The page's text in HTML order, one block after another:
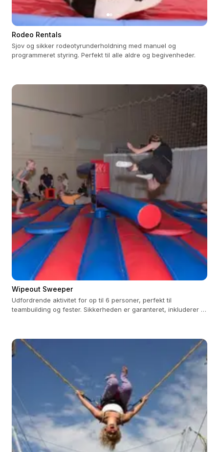
Rodeo Rentals
Sjov og sikker rodeotyrunderholdning med manuel og
programmeret styring. Perfekt til alle aldre og begivenheder.
Wipeout Sweeper
Udfordrende aktivitet for op til 6 personer, perfekt til
teambuilding og fester. Sikkerheden er garanteret, inkluderer 3